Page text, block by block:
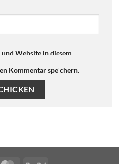
Website in diesem
Kommentar speichern.